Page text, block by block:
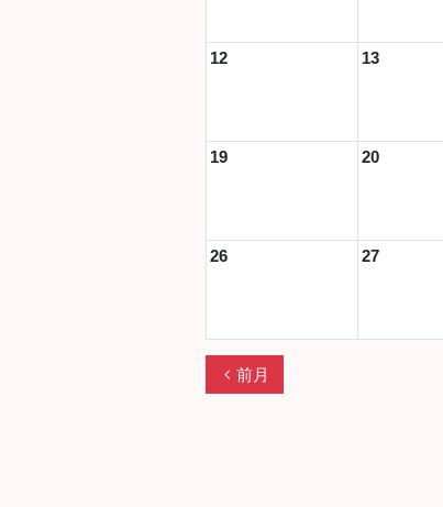
12 13
19 20
26 27
chevron_left前月